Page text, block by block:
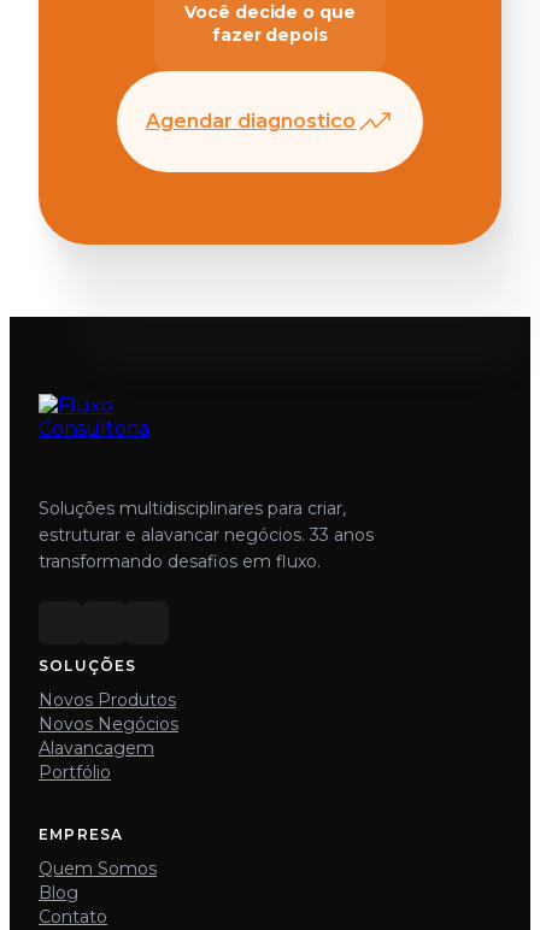
Você decide o que
fazer depois
Agendar diagnostico
Soluções multidisciplinares para criar,
estruturar e alavancar negócios. 33 anos
transformando desafios em fluxo.
SOLUÇÕES
Novos Produtos
Novos Negócios
Alavancagem
Portfólio
EMPRESA
Quem Somos
Blog
Contato